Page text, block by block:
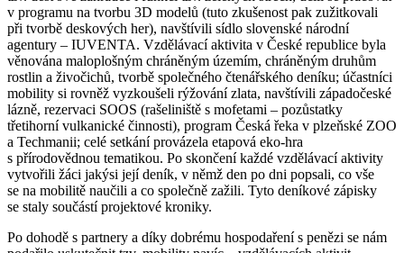
v programu na tvorbu 3D modelů (tuto zkušenost pak zužitkovali
při tvorbě deskových her), navštívili sídlo slovenské národní
agentury – IUVENTA. Vzdělávací aktivita v České republice byla
věnována maloplošným chráněným územím, chráněným druhům
rostlin a živočichů, tvorbě společného čtenářského deníku; účastníci
mobility si rovněž vyzkoušeli rýžování zlata, navštívili západočeské
lázně, rezervaci SOOS (rašeliniště s mofetami – pozůstatky
třetihorní vulkanické činnosti), program Česká řeka v plzeňské ZOO
a Techmanii; celé setkání provázela etapová eko-hra
s přírodovědnou tematikou. Po skončení každé vzdělávací aktivity
vytvořili žáci jakýsi její deník, v němž den po dni popsali, co vše
se na mobilitě naučili a co společně zažili. Tyto deníkové zápisky
se staly součástí projektové kroniky.
Po dohodě s partnery a díky dobrému hospodaření s penězi se nám